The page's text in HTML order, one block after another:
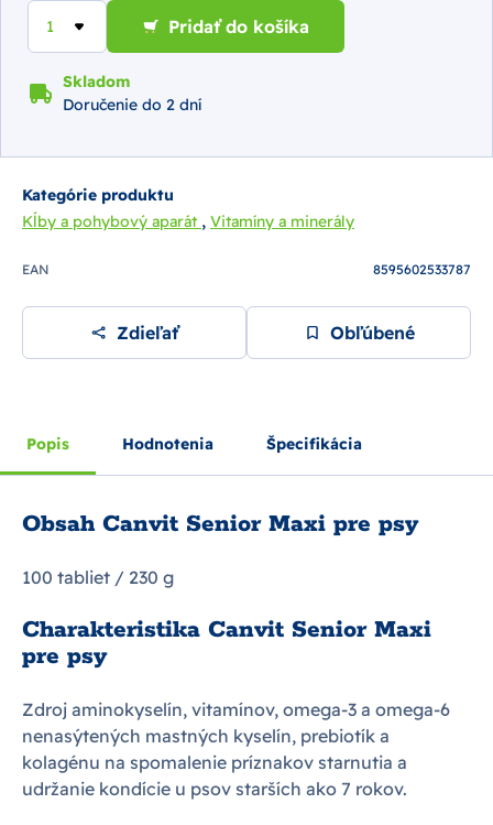
Pridať do košíka
Skladom
Doručenie do 2 dní
Kategórie produktu
Kĺby a pohybový aparát , Vitamíny a minerály
EAN 8595602533787
Zdieľať Obľúbené
Popis Hodnotenia Špecifikácia
Obsah Canvit Senior Maxi pre psy
100 tabliet / 230 g
Charakteristika Canvit Senior Maxi
pre psy
Zdroj aminokyselín, vitamínov, omega-3 a omega-6
nenasýtených mastných kyselín, prebiotík a
kolagénu na spomalenie príznakov starnutia a
udržanie kondície u psov starších ako 7 rokov.